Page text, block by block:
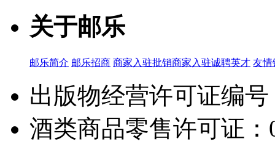
关于邮乐
邮乐简介 邮乐招商 商家入驻批销商家入驻诚聘英才 友情
出版物经营许可证编
酒类商品零售许可证：